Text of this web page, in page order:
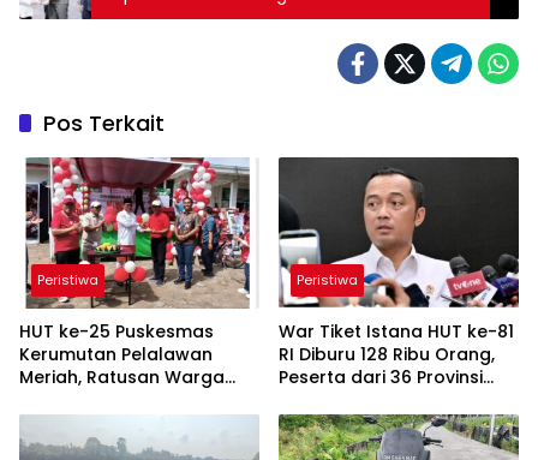
Disiplin Kerja
Pos Terkait
Peristiwa
HUT ke-25 Puskesmas
Kerumutan Pelalawan
Meriah, Ratusan Warga
Kesehatan Gratis
Peristiwa
War Tiket Istana HUT ke-81
RI Diburu 128 Ribu Orang,
Peserta dari 36 Provinsi